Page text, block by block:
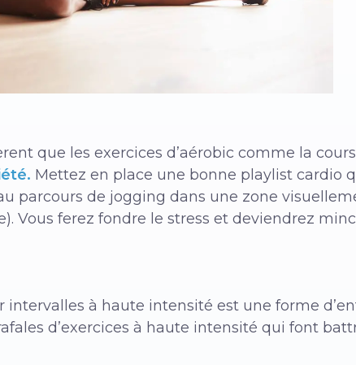
que les exercices d’aérobic comme la
Mettez en place une bonne playlist cardio
parcours de jogging dans une zone
Vous ferez fondre le stress et deviendrez
intervalles à haute intensité est une forme
d’exercices à haute intensité qui font